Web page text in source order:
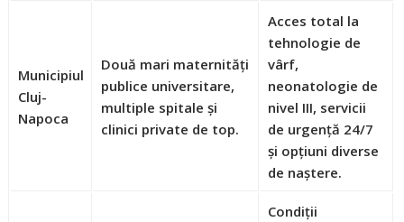
Municipiul
Cluj-
Napoca
Două mari maternități
publice universitare,
multiple spitale și
clinici private de top.
Acces total la
tehnologie de
vârf,
neonatologie de
nivel III, servicii
de urgență 24/7
și opțiuni diverse
de naștere.
Condiții